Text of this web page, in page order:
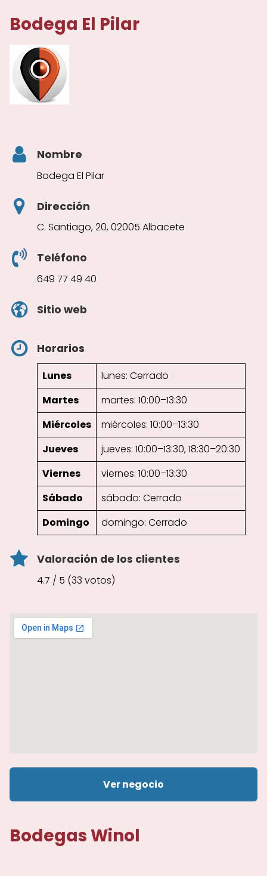
Bodega El Pilar
Nombre
Bodega El Pilar
Dirección
C. Santiago, 20, 02005 Albacete
Teléfono
649 77 49 40
Sitio web
Horarios
Lunes
lunes: Cerrado
Martes
martes: 10:00–13:30
Miércoles
miércoles: 10:00–13:30
Jueves
jueves: 10:00–13:30, 18:30–20:30
Viernes
viernes: 10:00–13:30
Sábado
sábado: Cerrado
Domingo
domingo: Cerrado
Valoración de los clientes
4.7 / 5 (33 votos)
Ver negocio
Bodegas Winol